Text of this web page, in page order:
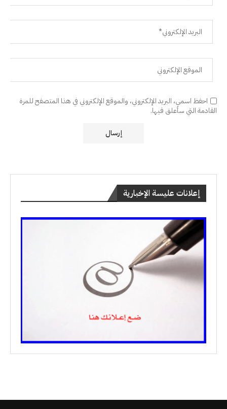
احفظ اسمي، البريد الإلكتروني، والموقع الإلكتروني في هذا المتصفح للمرة
القادمة التي سأعلق فيها.
إعلانات عليسة الإخبارية